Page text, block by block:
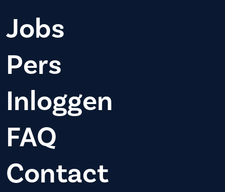
Jobs
Pers
Inloggen
FAQ
Contact